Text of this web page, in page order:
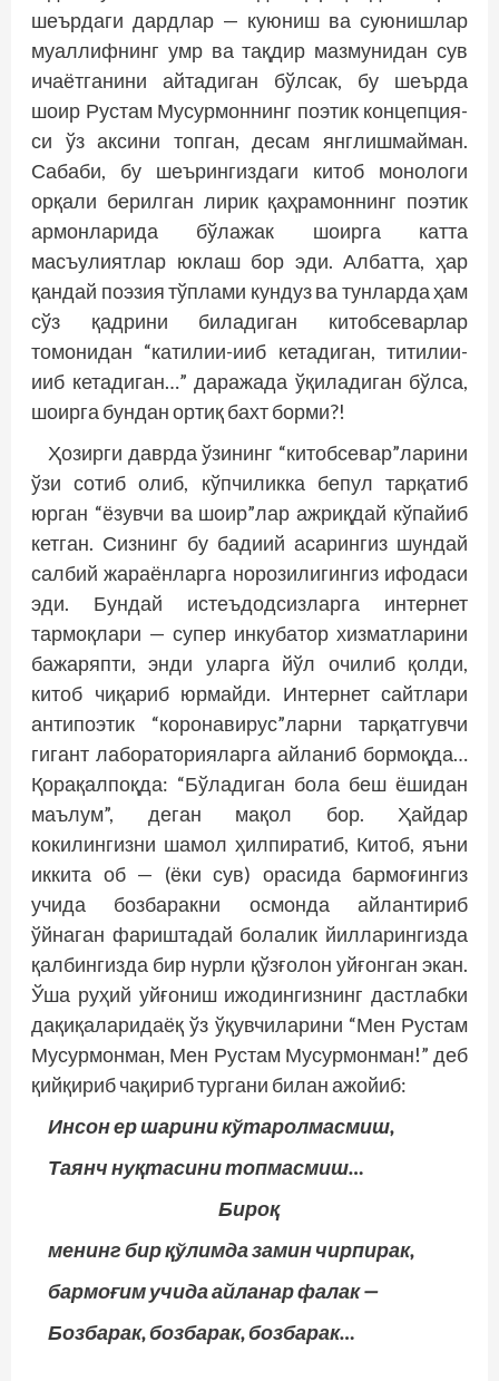
шеърдаги дардлар — куюниш ва суюниш­лар
муаллифнинг умр ва тақдир мазмунидан сув
ичаётганини айтадиган бўлсак, бу шеърда
шоир Рустам Мусурмоннинг поэтик концепция­­
си ўз аксини топган, десам янглишмайман.
Сабаби, бу шеърингиздаги китоб монологи
орқали берилган лирик қаҳрамоннинг поэтик
армонларида бўлажак шоирга катта
масъулиятлар юклаш бор эди. Албатта, ҳар
қандай поэ­зия тўплами кундуз ва тунларда ҳам
сўз қадрини биладиган китобсеварлар
томонидан “катилии-ииб кетадиган, титилии-
ииб кетадиган…” даражада ўқиладиган бўлса,
шоирга бундан ортиқ бахт борми?!
Ҳозирги даврда ўзининг “китобсевар”ларини
ўзи сотиб олиб, кўпчиликка бепул тарқатиб
юрган “ёзувчи ва шоир”лар ажриқдай кўпайиб
кетган. Сизнинг бу бадиий асарингиз шундай
салбий жараёнларга норозилигингиз ифодаси
эди. Бундай истеъдодсизларга интернет
тармоқлари — супер инкубатор хизматларини
бажаряпти, энди уларга йўл очилиб қолди,
китоб чиқариб юрмайди. Интернет сайтлари
антипоэтик “коронавирус”ларни тарқатгувчи
гигант лабораторияларга айланиб бормоқда…
Қорақалпоқда: “Бўладиган бола беш ёшидан
маълум”, деган мақол бор. Ҳайдар
кокилингизни шамол ҳилпиратиб, Китоб, яъни
иккита об — (ёки сув) орасида бармоғингиз
учида бозбаракни осмонда айлантириб
ўйнаган фариштадай болалик йилларингизда
қалбингизда бир нурли қўзғолон уйғонган экан.
Ўша руҳий уйғониш ижодингизнинг дастлабки
дақиқаларидаёқ ўз ўқувчиларини “Мен Рустам
Мусурмонман, Мен Рустам Мусурмонман!” деб
қийқириб чақириб тургани билан ажойиб:
Инсон ер шарини кўтаролмасмиш,
Таянч нуқтасини топмасмиш…
Бироқ
менинг бир қўлимда замин чирпирак,
бармоғим учида айланар фалак —
Бозбарак, бозбарак, бозбарак…